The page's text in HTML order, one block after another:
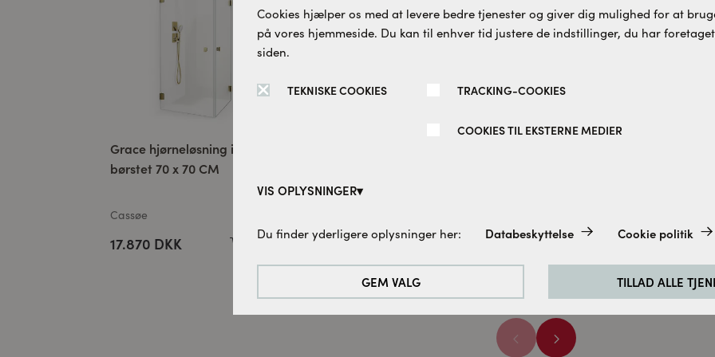
Cookies hjælper os med at levere bedre tjenester og giver dig mulighed for at
på vores hjemmeside. Du kan til enhver tid justere de indstillinger, du har
siden.
TEKNISKE COOKIES TRACKING-COOKIES
COOKIES TIL EKSTERNE MEDIER
VIS OPLYSNINGER
Tekniske cookies:
Disse cookies er altid aktiveret, da de er absolut nødvendige for de
denne hjemmeside.
Tracking-cookies:
For løbende at forbedre vores hjemmeside analyserer vi de besøgendes adfærd.
bruger vi sporingscookies til Google Analytics (delvist via Google Tag Manager).
Du finder yderligere oplysninger her: Databeskyttelse Cookie politik
GEM VALG TILLAD ALLE
Grace hjørneløsning isglas
børstet 70 x 70 CM
Cassøe
17.870 DKK 100 DKK 8.870 DKK